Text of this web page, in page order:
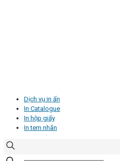
Dịch vụ in ấn
In Catalogue
In hộp giấy
In tem nhãn